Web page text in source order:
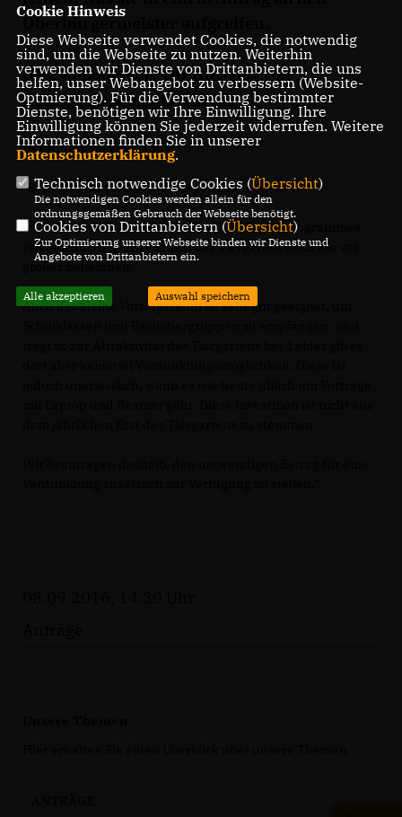
Oberbürgermeister aufgreifen.
Hier kommen Sie zur Antwort von
Oberbürgermeister Czisch.
Der Antrag im Wortlaut:
"Sehr geehrter Herr Oberbürgermeister Czisch,
wie wir kürzlich im Rahmen des CDU-Ferienprogrammes
erleben durften, erfreut sich der Tiergarten nach wie vor
großer Beliebtheit.
Auch der kleine Vortragsraum ist sehr gut geeignet, um
Cookie Hinweis
Diese Webseite verwendet Cookies, die notwendig
sind, um die Webseite zu nutzen. Weiterhin
verwenden wir Dienste von Drittanbietern, die uns
helfen, unser Webangebot zu verbessern (Website-
Optmierung). Für die Verwendung bestimmter
Dienste, benötigen wir Ihre Einwilligung. Ihre
Einwilligung können Sie jederzeit widerrufen. Weitere
Informationen finden Sie in unserer
Datenschutzerklärung.
Technisch notwendige Cookies (Übersicht)
Die notwendigen Cookies werden allein für den
ordnungsgemäßen Gebrauch der Webseite benötigt.
Cookies von Drittanbietern (Übersicht)
Zur Optimierung unserer Webseite binden wir Dienste und
Angebote von Drittanbietern ein.
Alle akzeptieren Auswahl speichern